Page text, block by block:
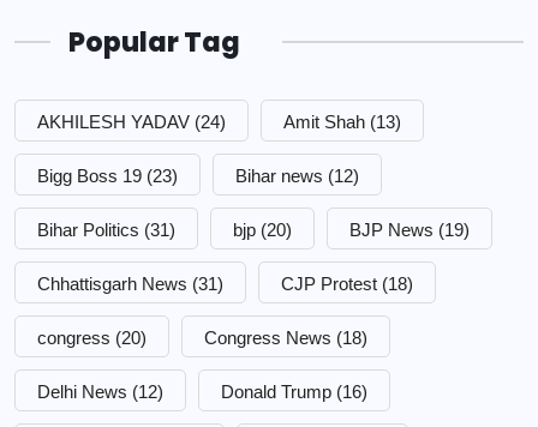
Popular Tag
AKHILESH YADAV (24) Amit Shah (13)
Bigg Boss 19 (23) Bihar news (12)
Bihar Politics (31) bjp (20) BJP News (19)
Chhattisgarh News (31) CJP Protest (18)
congress (20) Congress News (18)
Delhi News (12) Donald Trump (16)